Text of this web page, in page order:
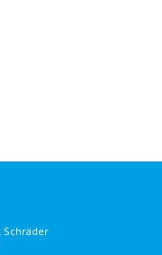
Schräder